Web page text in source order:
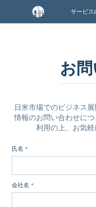
サービス
お
日米市場でのビジネス
情報のお問い合わせに
利用の上、お気軽
氏名 *
会社名 *